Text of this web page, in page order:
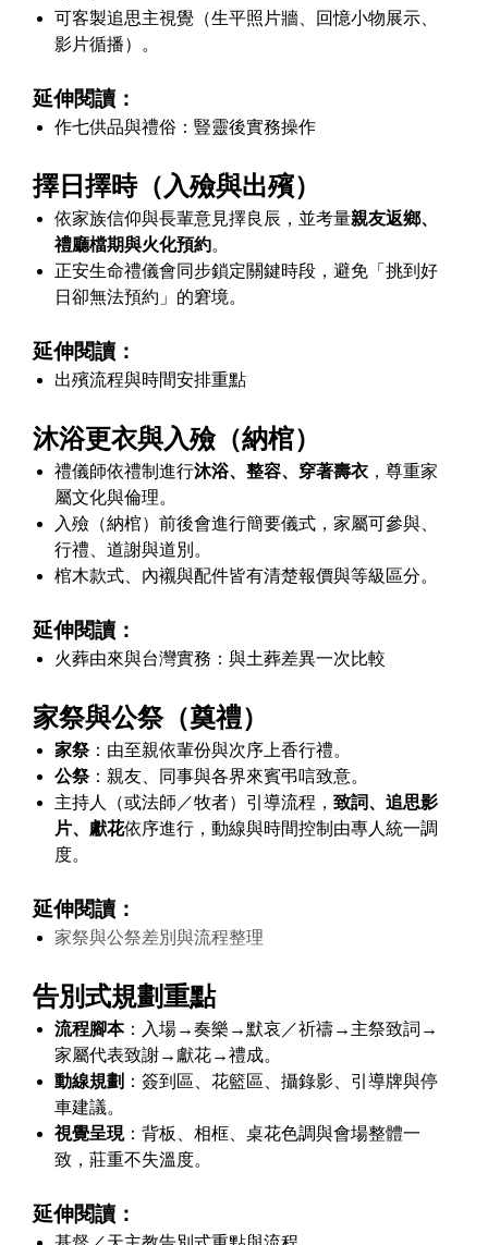
可客製追思主視覺（生平照片牆、回憶小物展示、
影片循播）。
延伸閱讀：
作七供品與禮俗：豎靈後實務操作
擇日擇時（入殮與出殯）
依家族信仰與長輩意見擇良辰，並考量親友返鄉、
禮廳檔期與火化預約。
正安生命禮儀會同步鎖定關鍵時段，避免「挑到好
日卻無法預約」的窘境。
延伸閱讀：
出殯流程與時間安排重點
沐浴更衣與入殮（納棺）
禮儀師依禮制進行沐浴、整容、穿著壽衣 ，尊重家
屬文化與倫理。
入殮（納棺）前後會進行簡要儀式，家屬可參與、
行禮、道謝與道別。
棺木款式、內襯與配件皆有清楚報價與等級區分。
延伸閱讀：
火葬由來與台灣實務：與土葬差異一次比較
家祭與公祭（奠禮）
家祭：由至親依輩份與次序上香行禮。
公祭：親友、同事與各界來賓弔唁致意。
主持人（或法師／牧者）引導流程，致詞、追思影
片、獻花依序進行，動線與時間控制由專人統一調
度。
延伸閱讀：
家祭與公祭差別與流程整理
告別式規劃重點
流程腳本：入場→奏樂→默哀／祈禱→主祭致詞→
家屬代表致謝→獻花→禮成。
動線規劃 ：簽到區、花籃區、攝錄影、引導牌與停
車建議。
視覺呈現：背板、相框、桌花色調與會場整體一
致，莊重不失溫度。
延伸閱讀：